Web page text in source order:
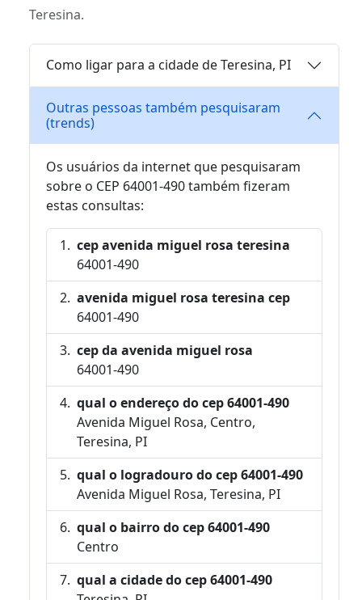
Teresina.
Como ligar para a cidade de Teresina, PI
Outras pessoas também pesquisaram
(trends)
Os usuários da internet que pesquisaram
sobre o CEP 64001-490 também fizeram
estas consultas:
cep avenida miguel rosa teresina
64001-490
avenida miguel rosa teresina cep
64001-490
cep da avenida miguel rosa
64001-490
qual o endereço do cep 64001-490
Avenida Miguel Rosa, Centro,
Teresina, PI
qual o logradouro do cep 64001-490
Avenida Miguel Rosa, Teresina, PI
qual o bairro do cep 64001-490
Centro
qual a cidade do cep 64001-490